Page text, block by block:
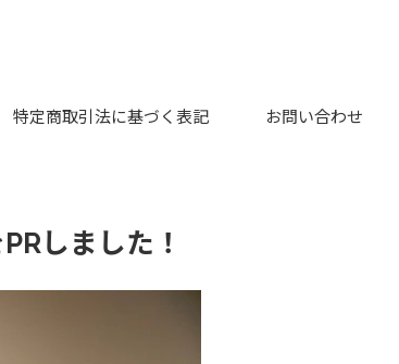
特定商取引法に基づく表記 お問い合わせ
しました！